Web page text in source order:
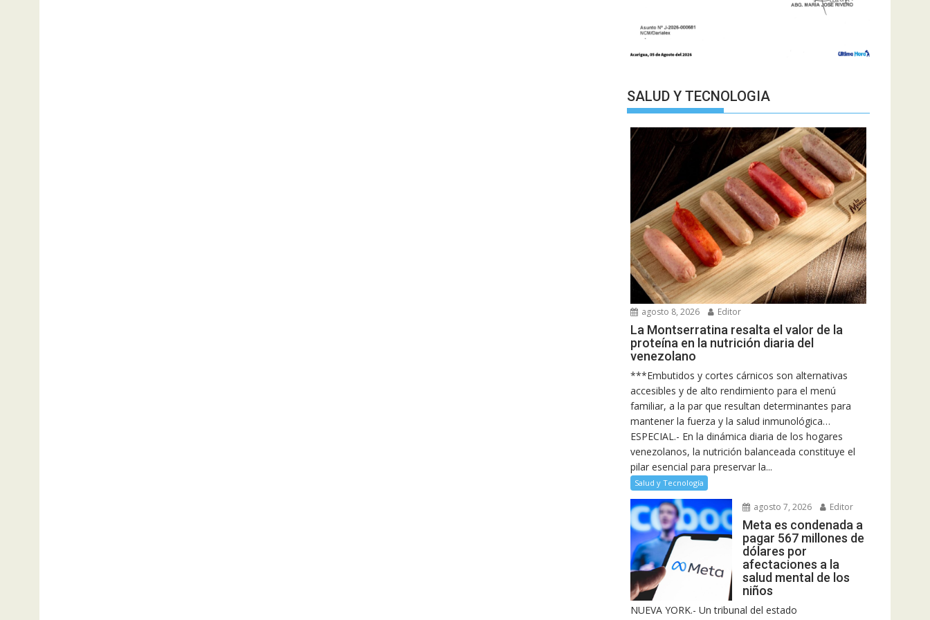
SALUD Y TECNOLOGIA
agosto 8, 2026 Editor
La Montserratina resalta el valor de la
proteína en la nutrición diaria del
venezolano
***Embutidos y cortes cárnicos son alternativas
accesibles y de alto rendimiento para el menú
familiar, a la par que resultan determinantes para
mantener la fuerza y la salud inmunológica…
ESPECIAL.- En la dinámica diaria de los hogares
venezolanos, la nutrición balanceada constituye el
pilar esencial para preservar la...
Salud y Tecnología
agosto 7, 2026 Editor
Meta es condenada a
pagar 567 millones de
dólares por
afectaciones a la
salud mental de los
niños
NUEVA YORK.- Un tribunal del estado